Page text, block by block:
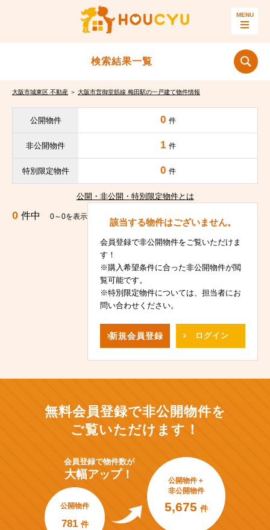
検索結果一覧
大阪市城東区 不動産 ＞ 大阪市営御堂筋線 梅田駅の一戸建て物件情報
公開物件 0 件
非公開物件 1 件
特別限定物件 0 件
公開・非公開・特別限定物件とは
0 件中 0～0を表示
該当する物件はございません。
会員登録で非公開物件をご覧いただけま
す！
※購入希望条件に合った非公開物件が閲
覧可能です。
※特別限定物件については、担当者にお
問い合わせください。
新規会員登録 ログイン
無料会員登録で非公開物件を
ご覧いただけます！
会員登録で物件数が
大幅アップ！
公開物件
781 件
公開物件＋
非公開物件
5,675 件